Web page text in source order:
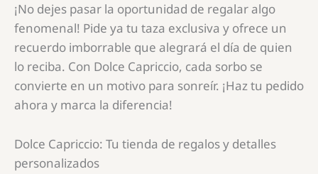
¡No dejes pasar la oportunidad de regalar algo
fenomenal! Pide ya tu taza exclusiva y ofrece un
recuerdo imborrable que alegrará el día de quien
lo reciba. Con Dolce Capriccio, cada sorbo se
convierte en un motivo para sonreír. ¡Haz tu pedido
ahora y marca la diferencia!
Dolce Capriccio: Tu tienda de regalos y detalles
personalizados